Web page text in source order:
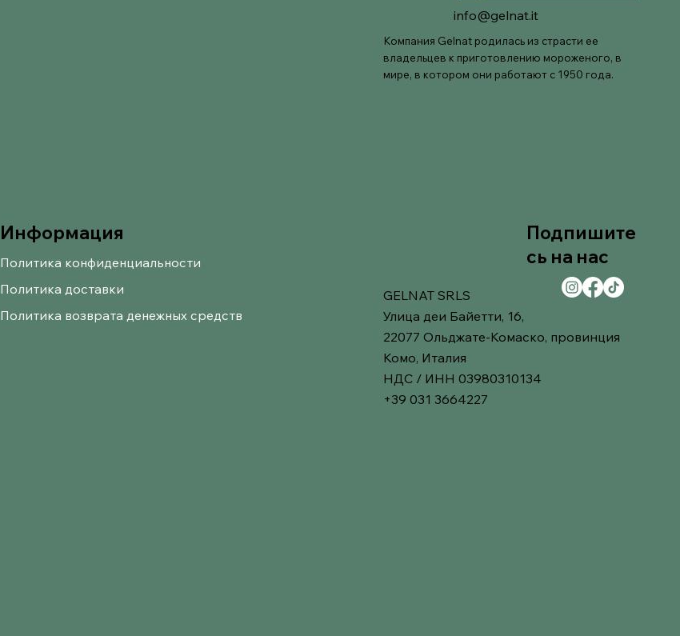
info@gelnat.it
Компания Gelnat родилась из страсти ее
владельцев к приготовлению мороженого, в
мире, в котором они работают с 1950 года.
Информация
Политика конфиденциальности
Политика доставки
Политика возврата денежных средств
Подпишите
сь на нас
GELNAT SRLS
Улица деи Байетти, 16,
22077 Ольджате-Комаско, провинция
Комо, Италия
НДС / ИНН 03980310134
+39 031 3664227